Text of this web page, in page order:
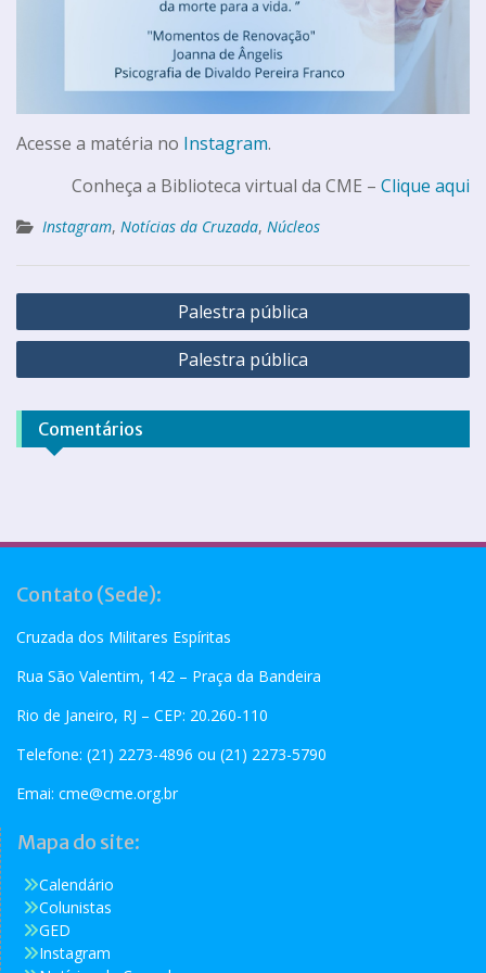
Acesse a matéria no Instagram.
Conheça a Biblioteca virtual da CME – Clique aqui
Instagram, Notícias da Cruzada, Núcleos
Palestra pública
Palestra pública
Comentários
Contato (Sede):
Cruzada dos Militares Espíritas
Rua São Valentim, 142 – Praça da Bandeira
Rio de Janeiro, RJ – CEP: 20.260-110
Telefone: (21) 2273-4896 ou (21) 2273-5790
Emai: cme@cme.org.br
Mapa do site:
Calendário
Colunistas
GED
Instagram